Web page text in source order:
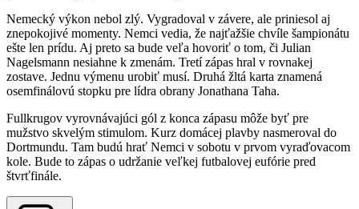
Nemecký výkon nebol zlý. Vygradoval v závere, ale priniesol aj
znepokojivé momenty. Nemci vedia, že najťažšie chvíle šampionátu
ešte len prídu. Aj preto sa bude veľa hovoriť o tom, či Julian
Nagelsmann nesiahne k zmenám. Tretí zápas hral v rovnakej
zostave. Jednu výmenu urobiť musí. Druhá žltá karta znamená
osemfinálovú stopku pre lídra obrany Jonathana Taha.
Fullkrugov vyrovnávajúci gól z konca zápasu môže byť pre
mužstvo skvelým stimulom. Kurz domácej plavby nasmeroval do
Dortmundu. Tam budú hrať Nemci v sobotu v prvom vyraďovacom
kole. Bude to zápas o udržanie veľkej futbalovej eufórie pred
štvrťfinále.